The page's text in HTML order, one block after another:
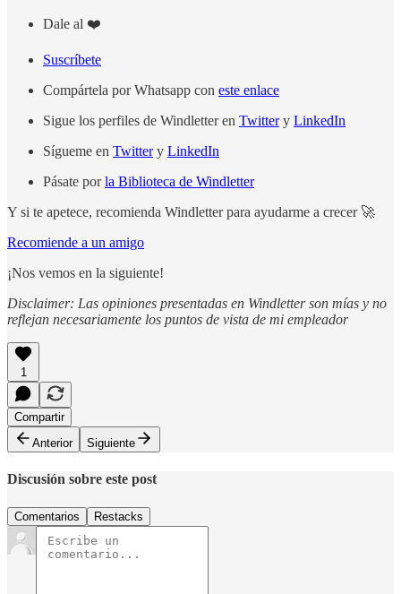
Dale al ❤️
Suscríbete
Compártela por Whatsapp con este enlace
Sigue los perfiles de Windletter en Twittery LinkedIn
Sígueme en Twittery LinkedIn
Pásate porla Biblioteca de Windletter
Y si te apetece, recomienda Windletter para ayudarme a crecer 🚀
Recomiende a un amigo
¡Nos vemos en la siguiente!
Disclaimer: Las opiniones presentadas en Windletter son mías y no
reflejan necesariamente los puntos de vista de mi empleador
1
Compartir
Anterior
Siguiente
Discusión sobre este post
Comentarios Restacks